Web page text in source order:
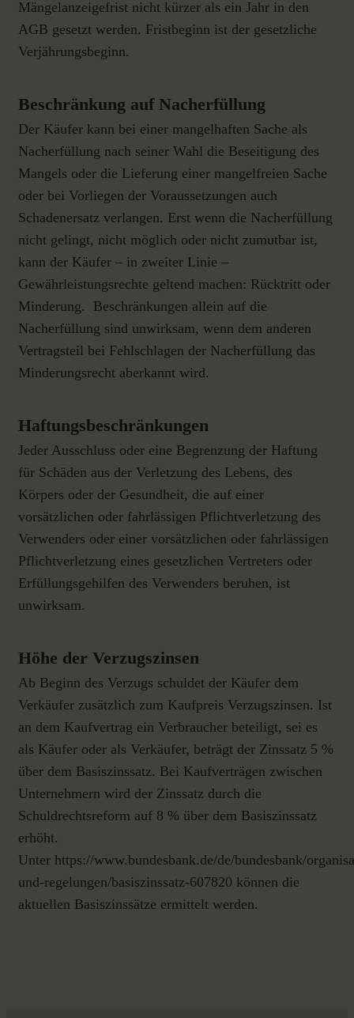
Mängelanzeigefrist nicht kürzer als ein Jahr in den
AGB gesetzt werden. Fristbeginn ist der gesetzliche
Verjährungsbeginn.
Beschränkung auf Nacherfüllung
Der Käufer kann bei einer mangelhaften Sache als
Nacherfüllung nach seiner Wahl die Beseitigung des
Mangels oder die Lieferung einer mangelfreien Sache
oder bei Vorliegen der Voraussetzungen auch
Schadenersatz verlangen. Erst wenn die Nacherfüllung
nicht gelingt, nicht möglich oder nicht zumutbar ist,
kann der Käufer – in zweiter Linie –
Gewährleistungsrechte geltend machen: Rücktritt oder
Minderung. Beschränkungen allein auf die
Nacherfüllung sind unwirksam, wenn dem anderen
Vertragsteil bei Fehlschlagen der Nacherfüllung das
Minderungsrecht aberkannt wird.
Haftungsbeschränkungen
Jeder Ausschluss oder eine Begrenzung der Haftung
für Schäden aus der Verletzung des Lebens, des
Körpers oder der Gesundheit, die auf einer
vorsätzlichen oder fahrlässigen Pflichtverletzung des
Verwenders oder einer vorsätzlichen oder fahrlässigen
Pflichtverletzung eines gesetzlichen Vertreters oder
Erfüllungsgehilfen des Verwenders beruhen, ist
unwirksam.
Höhe der Verzugszinsen
Ab Beginn des Verzugs schuldet der Käufer dem
Verkäufer zusätzlich zum Kaufpreis Verzugszinsen. Ist
an dem Kaufvertrag ein Verbraucher beteiligt, sei es
als Käufer oder als Verkäufer, beträgt der Zinssatz 5 %
über dem Basiszinssatz. Bei Kaufverträgen zwischen
Unternehmern wird der Zinssatz durch die
Schuldrechtsreform auf 8 % über dem Basiszinssatz
erhöht.
Unter https://www.bundesbank.de/de/bundesbank/
und-regelungen/basiszinssatz-607820 können die
aktuellen Basiszinssätze ermittelt werden.